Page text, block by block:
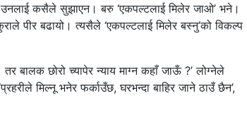
उनलाई कसैले सुझाएन। बरु ‘एकपल्टलाई मिलेर जाओ’ भने।
पीर बढायो। त्यसैले ‘एकपल्टलाई मिलेर बस्नु’को विकल्प
तर बालक छोरो च्यापेर न्याय माग्न कहाँ जाऊँ ?’ लोग्नेले
मिल्नू भनेर फर्काउँछ, घरभन्दा बाहिर जाने ठाउँ छैन’,